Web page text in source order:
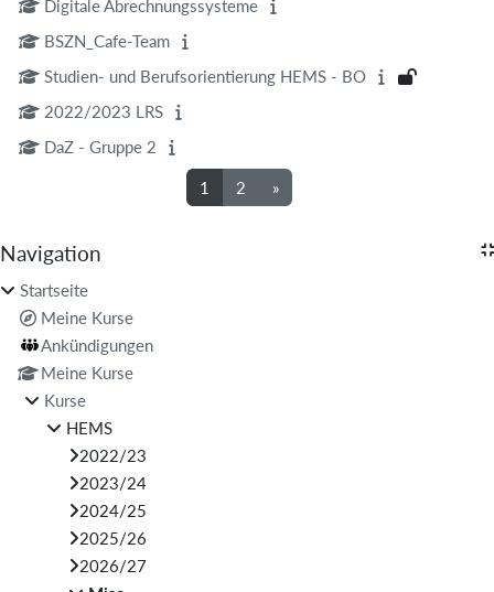
Digitale Abrechnungssysteme
BSZN_Cafe-Team
Studien- und Berufsorientierung HEMS - BO
2022/2023 LRS
DaZ - Gruppe 2
1 Seite 1
2Seite 2
»Nächste Seite
Blöcke
Navigation überspringen
Navigation
Startseite
Meine Kurse
Ankündigungen
Meine Kurse
Kurse
HEMS
2022/23
2023/24
2024/25
2025/26
2026/27